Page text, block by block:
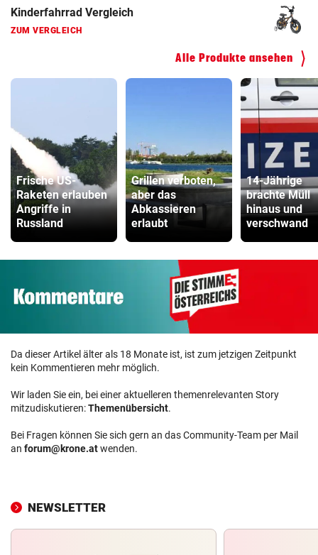
Kinderfahrrad Vergleich
ZUM VERGLEICH
Alle Produkte ansehen
Frische US-
Raketen erlauben
Angriffe in
Russland
Grillen verboten,
aber das
Abkassieren
erlaubt
14-Jährige
brachte Müll
hinaus und
verschwand
Da dieser Artikel älter als 18 Monate ist, ist zum jetzigen Zeitpunkt
kein Kommentieren mehr möglich.
Wir laden Sie ein, bei einer aktuelleren themenrelevanten Story
mitzudiskutieren:Themenübersicht.
Bei Fragen können Sie sich gern an das Community-Team per Mail
an forum@krone.atwenden.
NEWSLETTER